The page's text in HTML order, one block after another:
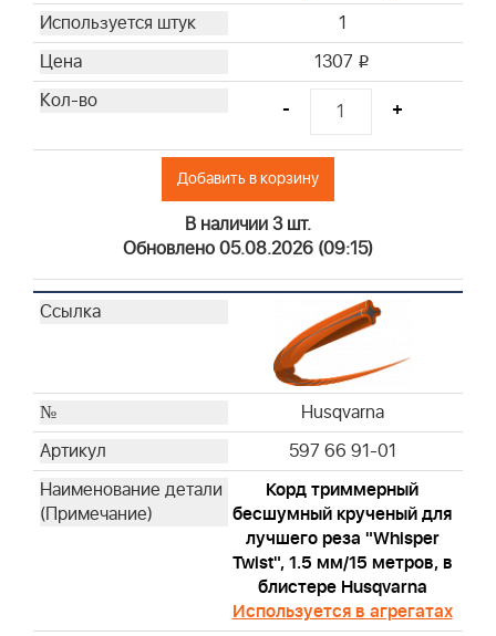
1
1307 i
- +
Добавить в корзину
В наличии 3 шт.
Обновлено 05.08.2026 (09:15)
Husqvarna
597 66 91-01
Корд триммерный
бесшумный крученый для
лучшего реза "Whisper
Twist", 1.5 мм/15 метров, в
блистере Husqvarna
Используется в агрегатах